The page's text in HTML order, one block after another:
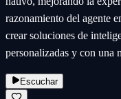
razonamiento del agente
crear soluciones de
personalizadas y con una
Escuchar